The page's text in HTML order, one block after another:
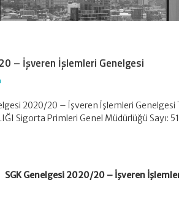
– İşveren İşlemleri Genelgesi
2020/20 – İşveren İşlemleri Genelgesi
Sigorta Primleri Genel Müdürlüğü Sayı:
SGK Genelgesi 2020/20 – İşveren